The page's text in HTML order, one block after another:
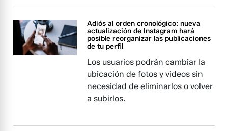
Adiós al orden cronológico: nueva
actualización de Instagram hará
posible reorganizar las publicaciones
de tu perfil
Los usuarios podrán cambiar la
ubicación de fotos y videos sin
necesidad de eliminarlos o volver
a subirlos.